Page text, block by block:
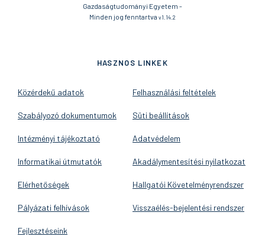
Gazdaságtudományi Egyetem -
Minden jog fenntartva v1.14.2
HASZNOS LINKEK
Közérdekű adatok
Szabályozó dokumentumok
Intézményi tájékoztató
Informatikai útmutatók
Elérhetőségek
Pályázati felhívások
Fejlesztéseink
Felhasználási feltételek
Süti beállítások
Adatvédelem
Akadálymentesítési nyilatkozat
Hallgatói Követelményrendszer
Visszaélés-bejelentési rendszer